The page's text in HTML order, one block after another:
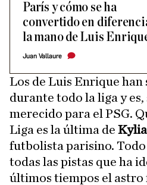
París y cómo se ha
convertido en
la mano de Luis
Juan Vallaure
Los de Luis Enrique
durante todo la liga y
merecido para el PSG.
Liga es la última de
futbolista parisino.
todas las pistas que ha
últimos tiempos el astro